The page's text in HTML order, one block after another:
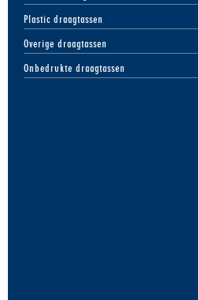
Plastic draagtassen
Overige draagtassen
Onbedrukte draagtassen